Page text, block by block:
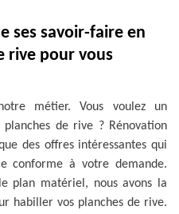
ses savoir-faire en
rive pour vous
métier. Vous voulez un
de rive ? Rénovation
des offres intéressantes qui
conforme à votre demande.
plan matériel, nous avons la
habiller vos planches de rive.